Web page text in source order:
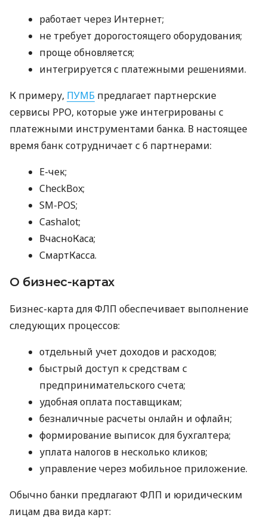
работает через Интернет;
не требует дорогостоящего оборудования;
проще обновляется;
интегрируется с платежными решениями.
К примеру, ПУМБ предлагает партнерские
сервисы РРО, которые уже интегрированы с
платежными инструментами банка. В настоящее
время банк сотрудничает с 6 партнерами:
E-чек;
CheckBox;
SM-POS;
Cashalot;
ВчасноКаса;
СмартКасса.
О бизнес-картах
Бизнес-карта для ФЛП обеспечивает выполнение
следующих процессов:
отдельный учет доходов и расходов;
быстрый доступ к средствам с
предпринимательского счета;
удобная оплата поставщикам;
безналичные расчеты онлайн и офлайн;
формирование выписок для бухгалтера;
уплата налогов в несколько кликов;
управление через мобильное приложение.
Обычно банки предлагают ФЛП и юридическим
лицам два вида карт: